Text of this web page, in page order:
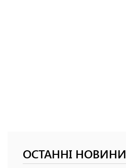
ОСТАННІ НОВИНИ